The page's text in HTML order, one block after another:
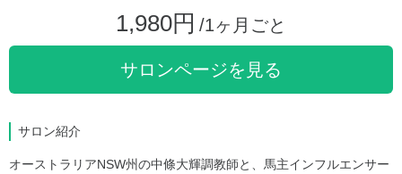
1,980円 /1ヶ月ごと
サロンページを見る
サロン紹介
オーストラリアNSW州の中條大輝調教師と、馬主インフルエンサー